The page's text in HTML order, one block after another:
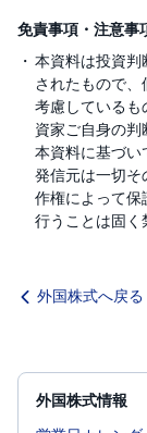
免責事項・注意事
本資料は投資
されたもので
考慮している
資家ご自身の判
本資料に基づ
発信元は一切
作権によって
行うことは固く
外国株式へ戻る
外国株式情報